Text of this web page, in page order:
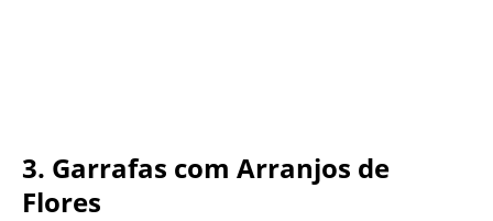
3. Garrafas com Arranjos de
Flores